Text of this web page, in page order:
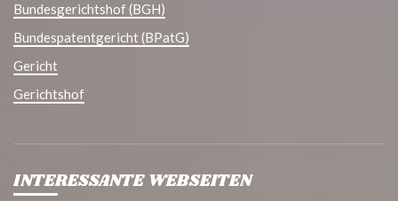
Bundesgerichtshof (BGH)
Bundespatentgericht (BPatG)
Gericht
Gerichtshof
INTERESSANTE WEBSEITEN